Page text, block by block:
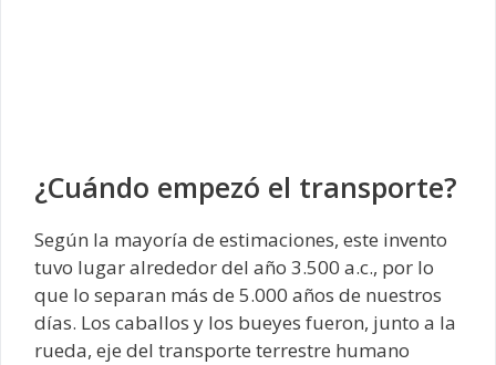
¿Cuándo empezó el transporte?
Según la mayoría de estimaciones, este invento
tuvo lugar alrededor del año 3.500 a.c., por lo
que lo separan más de 5.000 años de nuestros
días. Los caballos y los bueyes fueron, junto a la
rueda, eje del transporte terrestre humano